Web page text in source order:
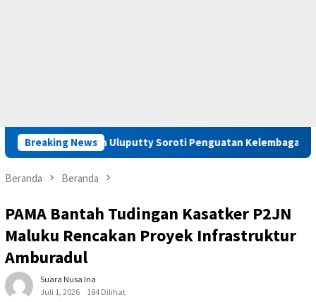
Breaking News
Saadiah Uluputty Soroti Penguatan Kelembagaan dan
Beranda Beranda
PAMA Bantah Tudingan Kasatker P2JN
Maluku Rencakan Proyek Infrastruktur
Amburadul
Suara Nusa Ina
Juli 1, 2026
184 Dilihat